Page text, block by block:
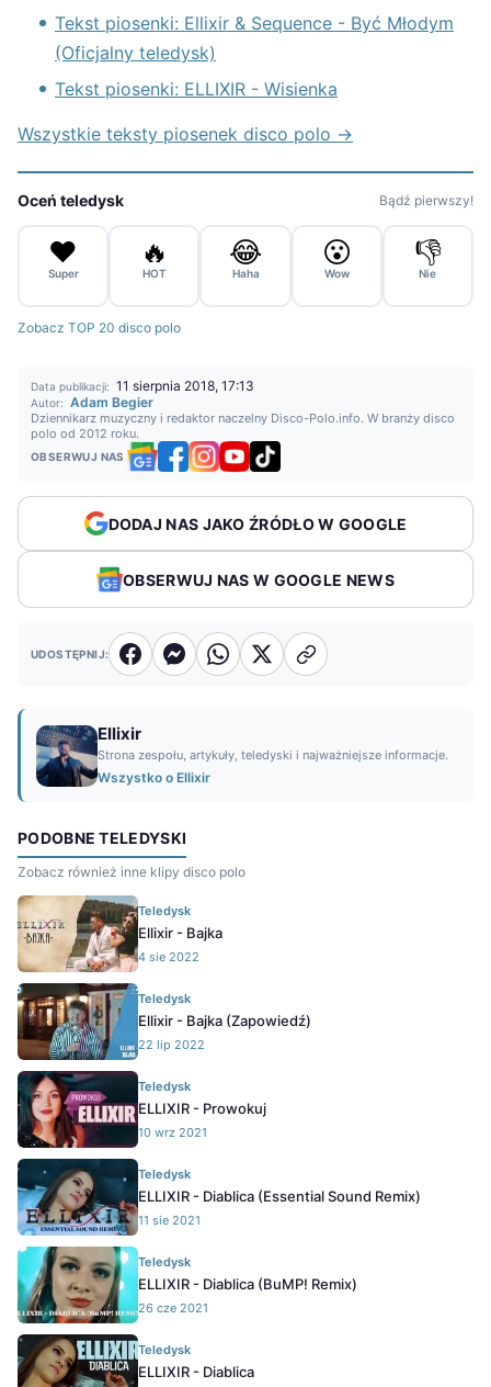
Tekst piosenki: Ellixir & Sequence - Być Młodym
(Oficjalny teledysk)
Tekst piosenki: ELLIXIR - Wisienka
Wszystkie teksty piosenek disco polo →
Oceń teledysk Bądź pierwszy!
❤️
Super
🔥
HOT
😂
Haha
😮
Wow
👎
Nie
Zobacz TOP 20 disco polo
Data publikacji: 11 sierpnia 2018, 17:13
Autor: Adam Begier
Dziennikarz muzyczny i redaktor naczelny Disco-Polo.info. W branży disco
polo od 2012 roku.
OBSERWUJ NAS
DODAJ NAS JAKO ŹRÓDŁO W GOOGLE
OBSERWUJ NAS W GOOGLE NEWS
UDOSTĘPNIJ:
Ellixir
Strona zespołu, artykuły, teledyski i najważniejsze informacje.
Wszystko o Ellixir
PODOBNE TELEDYSKI
Zobacz również inne klipy disco polo
Teledysk
Ellixir - Bajka
4 sie 2022
Teledysk
Ellixir - Bajka (Zapowiedź)
22 lip 2022
Teledysk
ELLIXIR - Prowokuj
10 wrz 2021
Teledysk
ELLIXIR - Diablica (Essential Sound Remix)
11 sie 2021
Teledysk
ELLIXIR - Diablica (BuMP! Remix)
26 cze 2021
Teledysk
ELLIXIR - Diablica